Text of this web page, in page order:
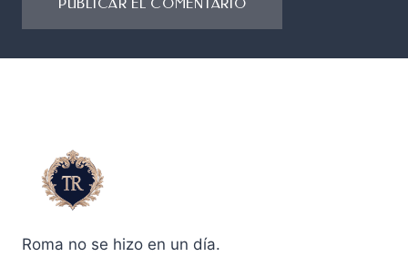
Roma no se hizo en un día.